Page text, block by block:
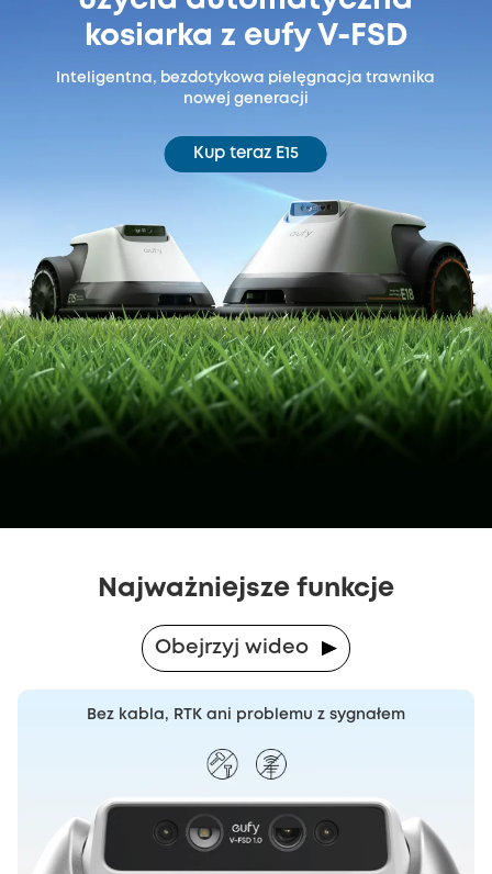
kosiarka z eufy V-FSD
Inteligentna, bezdotykowa pielęgnacja trawnika
nowej generacji
Kup teraz E15
Najważniejsze funkcje
Obejrzyj wideo
Bez kabla, RTK ani problemu z sygnałem